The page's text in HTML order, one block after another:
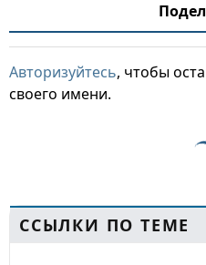
Авторизуйтесь, чтобы
своего имени.
ССЫЛКИ ПО ТЕМЕ